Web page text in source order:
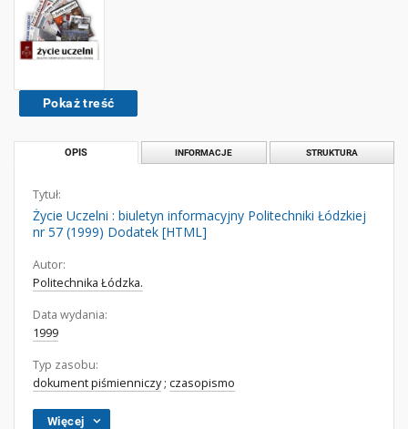
Pokaż treść
OPIS INFORMACJE STRUKTURA
Tytuł:
Życie Uczelni : biuletyn informacyjny Politechniki Łódzkiej
nr 57 (1999) Dodatek [HTML]
Autor:
Politechnika Łódzka.
Data wydania:
1999
Typ zasobu:
dokument piśmienniczy; czasopismo
Więcej